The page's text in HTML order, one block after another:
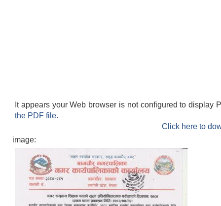
It appears your Web browser is not configured to display
the PDF file.
Click here to
image: